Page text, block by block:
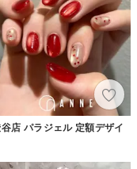
店 パラジェル 定額デザイ